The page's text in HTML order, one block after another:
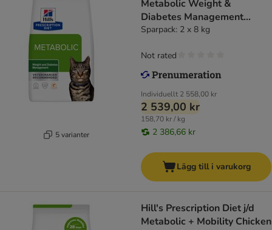
5 varianter
Metabolic Weight &
Diabetes Management
Salmon
Sparpack: 2 x 8 kg
Individuellt 2 558,00 kr
2 539,00 kr
158,70 kr / kg
2 386,66 kr
Not rated
Lägg till i varukorg
Hill's Prescription Diet j/d
Metabolic + Mobility Chicken